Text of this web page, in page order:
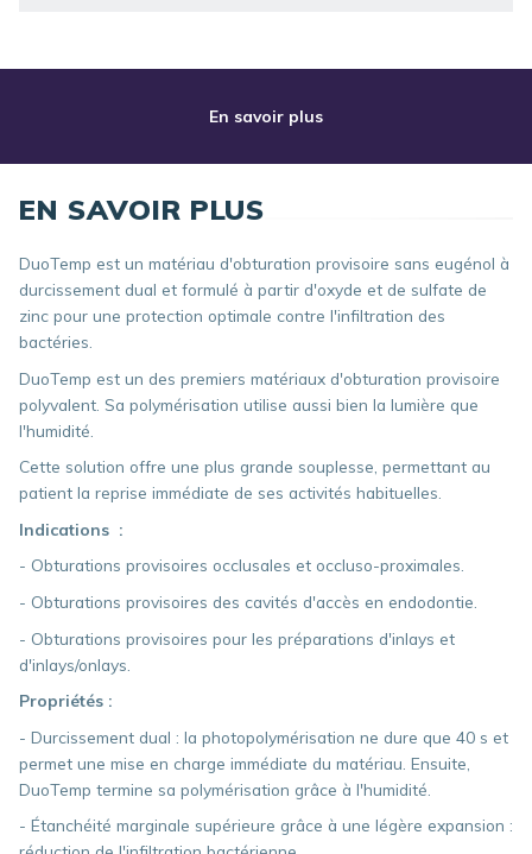
En savoir plus
EN SAVOIR PLUS
DuoTemp est un matériau d'obturation provisoire sans eugénol à
durcissement dual et formulé à partir d'oxyde et de sulfate de
zinc pour une protection optimale contre l'infiltration des
bactéries.
DuoTemp est un des premiers matériaux d'obturation provisoire
polyvalent. Sa polymérisation utilise aussi bien la lumière que
l'humidité.
Cette solution offre une plus grande souplesse, permettant au
patient la reprise immédiate de ses activités habituelles.
Indications :
- Obturations provisoires occlusales et occluso-proximales.
- Obturations provisoires des cavités d'accès en endodontie.
- Obturations provisoires pour les préparations d'inlays et
d'inlays/onlays.
Propriétés :
- Durcissement dual : la photopolymérisation ne dure que 40 s et
permet une mise en charge immédiate du matériau. Ensuite,
DuoTemp termine sa polymérisation grâce à l'humidité.
- Étanchéité marginale supérieure grâce à une légère expansion :